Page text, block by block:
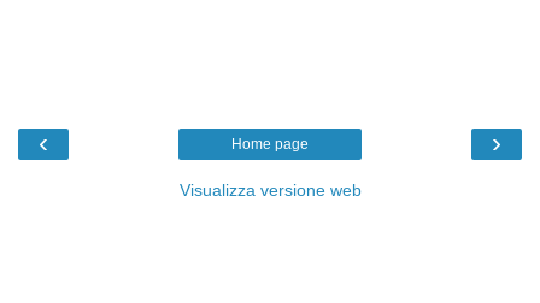
‹ ›
Home page
Visualizza versione web